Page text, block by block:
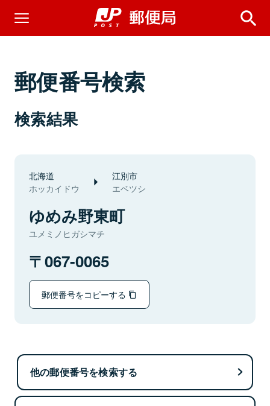
郵便番号検索
検索結果
北海道
ホッカイドウ
江別市
エベツシ
ゆめみ野東町
ユメミノヒガシマチ
067-0065
郵便番号をコピーする
他の郵便番号を検索する